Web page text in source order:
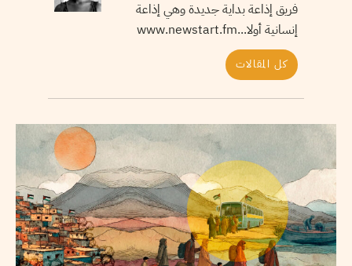
فريق إذاعة بداية جديدة وهي إذاعة
إنسانية أولا...www.newstart.fm
كل المقالات